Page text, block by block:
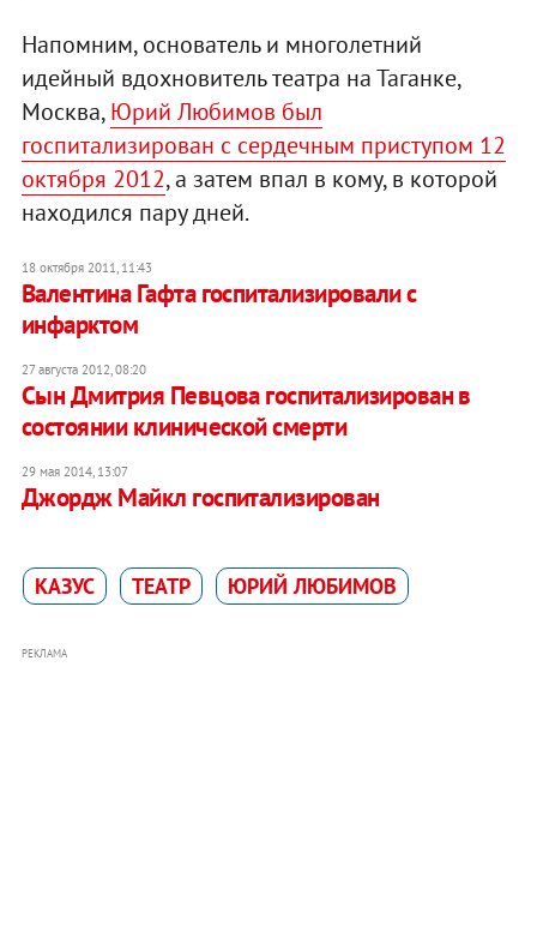
Напомним, основатель и многолетний
идейный вдохновитель театра на Таганке,
Москва,Юрий Любимов был
госпитализирован с сердечным приступом 12
октября 2012, а затем впал в кому, в которой
находился пару дней.
18 октября 2011, 11:43
Валентина Гафта госпитализировали с
инфарктом
27 августа 2012, 08:20
Cын Дмитрия Певцова госпитализирован в
состоянии клинической смерти
29 мая 2014, 13:07
Джордж Майкл госпитализирован
КАЗУС ТЕАТР ЮРИЙ ЛЮБИМОВ
РЕКЛАМА